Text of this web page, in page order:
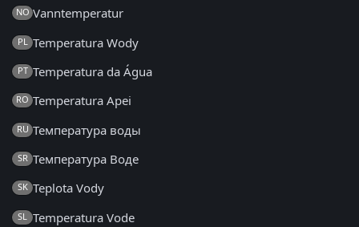
NO Vanntemperatur
PL Temperatura Wody
PT Temperatura da Água
RO Temperatura Apei
RU Температура воды
SR Температура Воде
SK Teplota Vody
SL Temperatura Vode